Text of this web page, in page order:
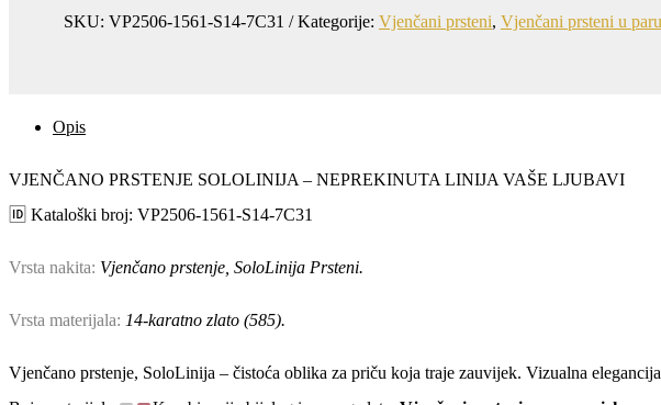
VAŠE
SKU: VP2506-1561-S14-7C31 Kategorije: Vjenčani prsteni, Vjenčani prsteni u paru
Opis
VJENČANO PRSTENJE SOLOLINIJA – NEPREKINUTA LINIJA VAŠE LJUBAVI
🆔 Kataloški broj: VP2506-1561-S14-7C31
Vrsta nakita: Vjenčano prstenje, SoloLinija Prsteni.
Vrsta materijala: 14-karatno zlato (585).
Vjenčano prstenje, SoloLinija – čistoća oblika za priču koja traje zauvijek. Vizualna